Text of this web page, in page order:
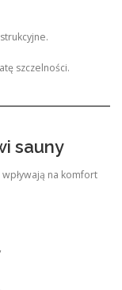
szczelności.
sauny
na komfort